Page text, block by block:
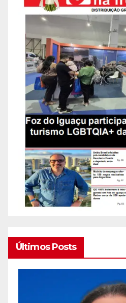
Últimos Posts